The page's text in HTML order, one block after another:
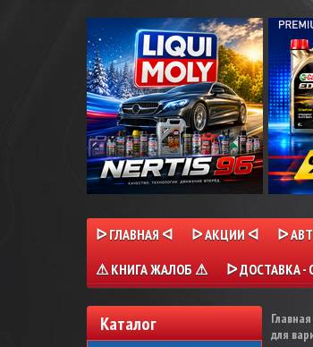
ᐅ ГЛАВНАЯ ᐊ ᐅ АКЦИИ ᐊ ᐅ
⚠ КНИГА ЖАЛОБ ⚠
ᐅ ДОСТАВКА -
Каталог Главная
для